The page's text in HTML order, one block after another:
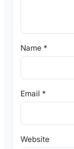
Name *
Email *
Website